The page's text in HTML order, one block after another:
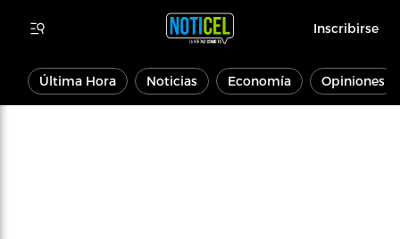
Inscribirse
Última Hora Noticias Economía Opiniones